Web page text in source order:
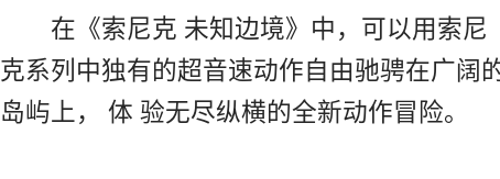
在《索尼克 未知边境》中，可以用索尼
克系列中独有的超音速动作自由驰骋在广阔
岛屿上， 体 验无尽纵横的全新动作冒险。